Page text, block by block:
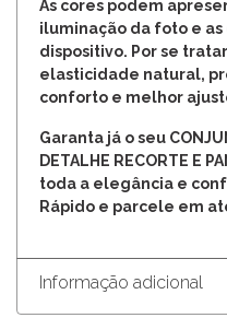
As cores podem
iluminação da foto e
dispositivo. Por se
elasticidade natural,
conforto e melhor
Garanta já o seu
DETALHE RECORTE E
toda a elegância e
Rápido e parcele em
Informação adicional